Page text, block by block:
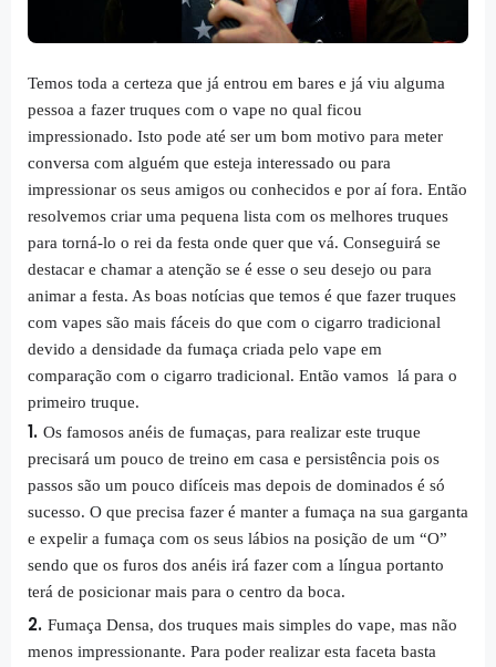
Temos toda a certeza que já entrou em bares e já viu alguma
pessoa a fazer truques com o vape no qual ficou
impressionado. Isto pode até ser um bom motivo para meter
conversa com alguém que esteja interessado ou para
impressionar os seus amigos ou conhecidos e por aí fora. Então
resolvemos criar uma pequena lista com os melhores truques
para torná-lo o rei da festa onde quer que vá. Conseguirá se
destacar e chamar a atenção se é esse o seu desejo ou para
animar a festa. As boas notícias que temos é que fazer truques
com vapes são mais fáceis do que com o cigarro tradicional
devido a densidade da fumaça criada pelo vape em
comparação com o cigarro tradicional. Então vamos lá para o
primeiro truque.
Os famosos anéis de fumaças, para realizar este truque
precisará um pouco de treino em casa e persistência pois os
passos são um pouco difíceis mas depois de dominados é só
sucesso. O que precisa fazer é manter a fumaça na sua garganta
e expelir a fumaça com os seus lábios na posição de um “O”
sendo que os furos dos anéis irá fazer com a língua portanto
terá de posicionar mais para o centro da boca.
Fumaça Densa, dos truques mais simples do vape, mas não
menos impressionante. Para poder realizar esta faceta basta